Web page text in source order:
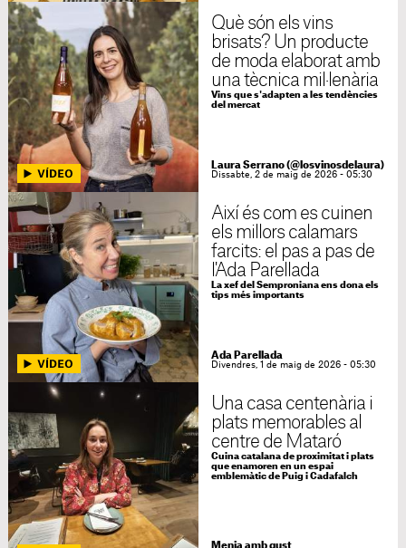
Què són els vins
brisats? Un producte
de moda elaborat amb
una tècnica mil·lenària
Vins que s'adapten a les tendències
del mercat
Laura Serrano (@losvinosdelaura)
Dissabte, 2 de maig de 2026 - 05:30
Així és com es cuinen
els millors calamars
farcits: el pas a pas de
l'Ada Parellada
La xef del Semproniana ens dona els
tips més importants
Ada Parellada
Divendres, 1 de maig de 2026 - 05:30
Una casa centenària i
plats memorables al
centre de Mataró
Cuina catalana de proximitat i plats
que enamoren en un espai
emblemàtic de Puig i Cadafalch
Menja amb gust